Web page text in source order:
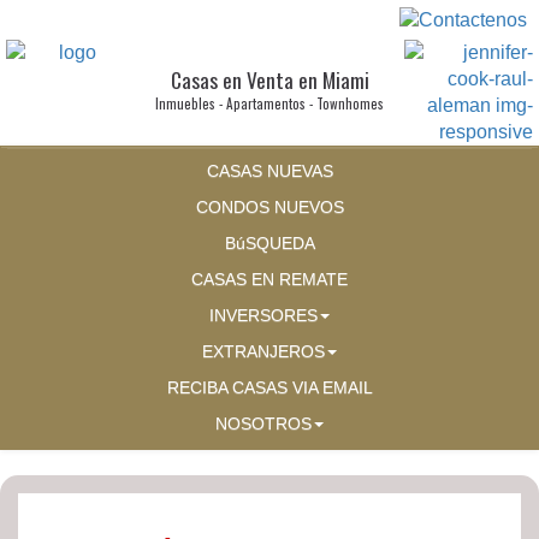
Casas en Venta en Miami
Inmuebles - Apartamentos - Townhomes
CASAS NUEVAS
CONDOS NUEVOS
BúSQUEDA
CASAS EN REMATE
INVERSORES
EXTRANJEROS
RECIBA CASAS VIA EMAIL
NOSOTROS